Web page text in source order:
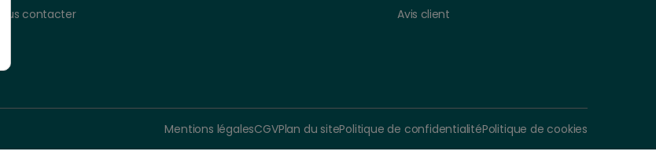
Nous contacter
Avis client
Mentions légalesCGVPlan du sitePolitique de confidentialitéPolitique de cookies